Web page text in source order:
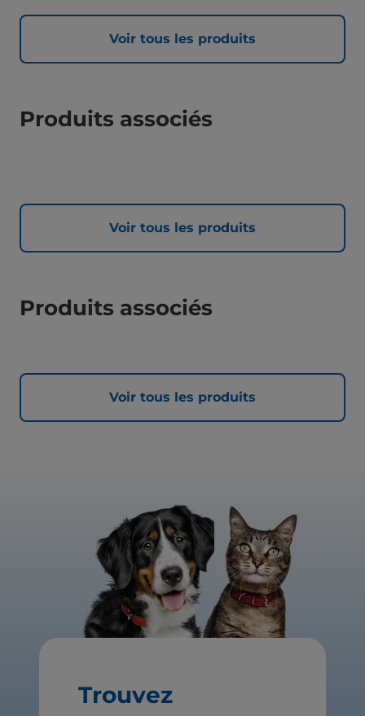
Voir tous les produits
Produits associés
Voir tous les produits
Produits associés
Voir tous les produits
Trouvez